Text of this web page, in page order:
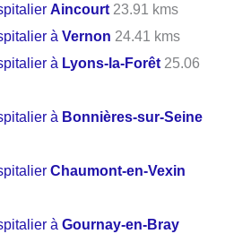
Aincourt 23.91 kms
àVernon 24.41 kms
à Lyons-la-Forêt 25.06
à Bonnières-sur-Seine
Chaumont-en-Vexin
àGournay-en-Bray